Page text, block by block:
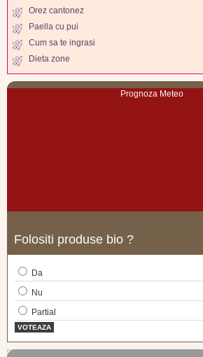
Orez cantonez
Paella cu pui
Cum sa te ingrasi
Dieta zone
Prognoza Meteo
Folositi produse bio ?
Da
Nu
Partial
VOTEAZA